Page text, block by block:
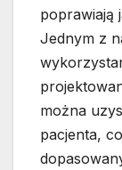
poprawiają
Jednym z
można
pacjenta,